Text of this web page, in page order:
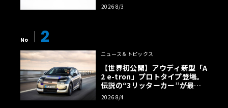
2026 8/3
No 2
ニュース＆トピックス
【世界初公開】アウディ新型「A
2 e-tron」プロトタイプ登場。
伝説の“3リッターカー”が最高
効率エントリーBEVとして復活
【画像38枚】
2026 8/4